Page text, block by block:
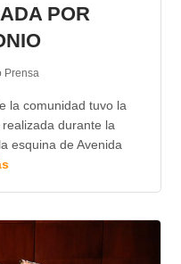
POR
Prensa
la comunidad tuvo la
durante la
esquina de Avenida